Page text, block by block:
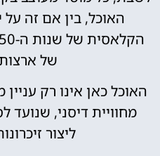
האוכל, בין אם זה על
של
האוכל כאן אינו רק
מחוויית דיסני, שנועד
ליצור